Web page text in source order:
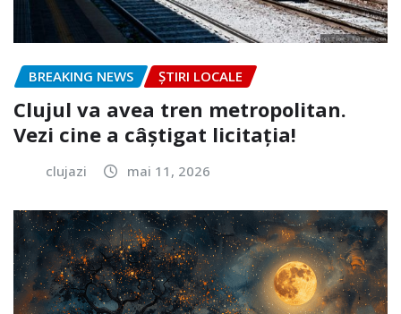
BREAKING NEWS ȘTIRI LOCALE
Clujul va avea tren metropolitan.
Vezi cine a câștigat licitația!
clujazi mai 11, 2026